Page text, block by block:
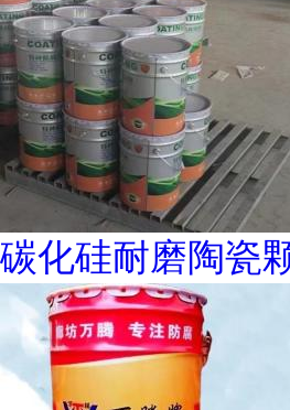
碳化硅耐磨陶瓷